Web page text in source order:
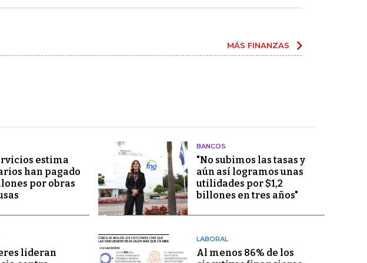
MÁS FINANZAS
estima
han pagado
por obras
BANCOS
"No subimos las tasas y
aún así logramos unas
utilidades por $1,2
billones en tres años"
lideran
LABORAL
Al menos 86% de los